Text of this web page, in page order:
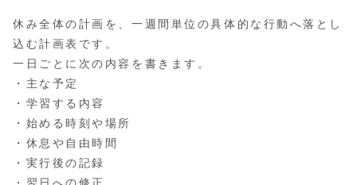
休み全体の計画を、一週間単位の具体的な行動へ落とし
込む計画表です。
一日ごとに次の内容を書きます。
・主な予定
・学習する内容
・始める時刻や場所
・休息や自由時間
・実行後の記録